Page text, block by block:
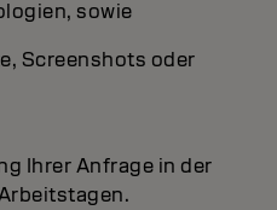
sowie
Screenshots oder
Ihrer Anfrage in der